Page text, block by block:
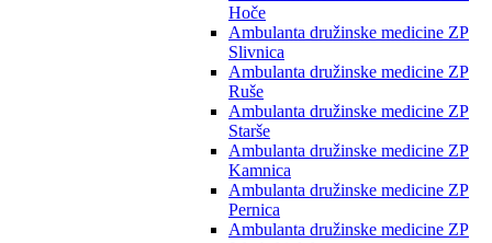
Hoče
Ambulanta družinske medicine ZP
Slivnica
Ambulanta družinske medicine ZP
Ruše
Ambulanta družinske medicine ZP
Starše
Ambulanta družinske medicine ZP
Kamnica
Ambulanta družinske medicine ZP
Pernica
Ambulanta družinske medicine ZP